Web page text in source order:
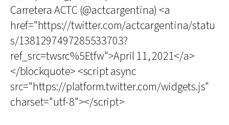
Carretera ACTC (@actcargentina) <a
href="https://twitter.com/actcargentina/statu
s/1381297497285533703?
ref_src=twsrc%5Etfw">April 11, 2021</a>
</blockquote> <script async
src="https://platform.twitter.com/widgets.js"
charset="utf-8"></script>